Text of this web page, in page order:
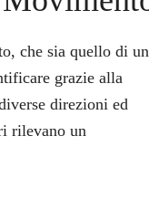
che sia quello di
grazie alla
direzioni ed
rilevano un